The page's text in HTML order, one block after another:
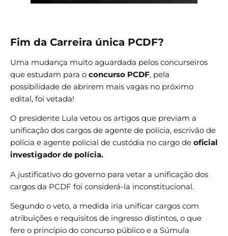
Fim da Carreira única PCDF?
Uma mudança muito aguardada pelos concurseiros
que estudam para o concurso PCDF, pela
possibilidade de abrirem mais vagas no próximo
edital, foi vetada!
O presidente Lula vetou os artigos que previam a
unificação dos cargos de agente de polícia, escrivão de
polícia e agente policial de custódia no cargo de oficial
investigador de polícia.
A justificativo do governo para vetar a unificação dos
cargos da PCDF foi considerá-la inconstitucional.
Segundo o veto, a medida iria unificar cargos com
atribuições e requisitos de ingresso distintos, o que
fere o princípio do concurso público e a Súmula